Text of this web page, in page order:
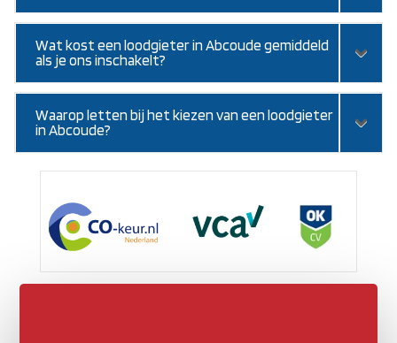
Wat kost een loodgieter in Abcoude gemiddeld
als je ons inschakelt?
Waarop letten bij het kiezen van een loodgieter
in Abcoude?